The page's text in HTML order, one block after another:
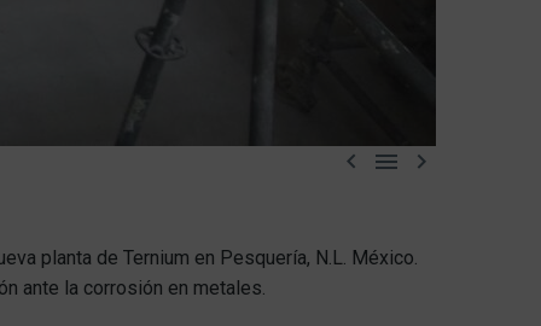
  
planta de Ternium en Pesquería, N.L. México.
ante la corrosión en metales.